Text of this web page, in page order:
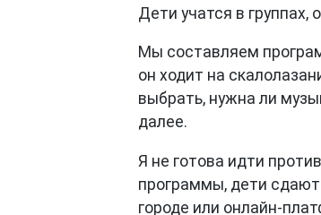
Дети учатся в группах,
Мы составляем
он ходит на
выбрать, нужна ли
далее.
Я не готова идти
программы, дети
городе или онлайн-